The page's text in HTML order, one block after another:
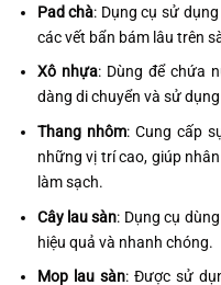
Pad chà: Dụng cụ sử
các vết bẩn bám lâu trên
Xô nhựa: Dùng để chứa
dàng di chuyển và sử
Thang nhôm: Cung cấp
những vị trí cao, giúp
làm sạch.
Cây lau sàn: Dụng cụ
hiệu quả và nhanh chóng.
Mop lau sàn: Được sử